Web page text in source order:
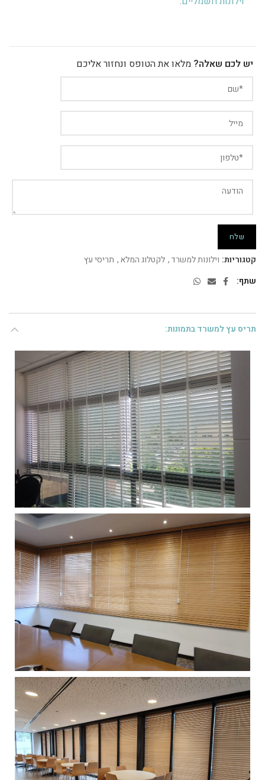
יש לכם שאלה? מלאו את הטופס ונחזור אליכם
קטגוריות: וילונות למשרד, לקטלוג המלא, תריסי עץ
שתף
תריס עץ למשרד בתמונות: